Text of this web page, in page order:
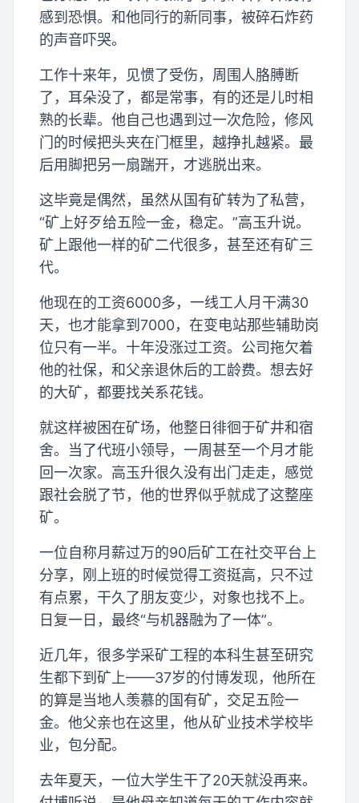
感到恐惧。和他同行的新同事，被碎石炸药
的声音吓哭。
工作十来年，见惯了受伤，周围人胳膊断
了，耳朵没了，都是常事，有的还是儿时相
熟的长辈。他自己也遇到过一次危险，修风
门的时候把头夹在门框里，越挣扎越紧。最
后用脚把另一扇踹开，才逃脱出来。
这毕竟是偶然，虽然从国有矿转为了私营，
“矿上好歹给五险一金，稳定。”高玉升说。
矿上跟他一样的矿二代很多，甚至还有矿三
代。
他现在的工资6000多，一线工人月干满30
天，也才能拿到7000，在变电站那些辅助岗
位只有一半。十年没涨过工资。公司拖欠着
他的社保，和父亲退休后的工龄费。想去好
的大矿，都要找关系花钱。
就这样被困在矿场，他整日徘徊于矿井和宿
舍。当了代班小领导，一周甚至一个月才能
回一次家。高玉升很久没有出门走走，感觉
跟社会脱了节，他的世界似乎就成了这整座
矿。
一位自称月薪过万的90后矿工在社交平台上
分享，刚上班的时候觉得工资挺高，只不过
有点累，干久了朋友变少，对象也找不上。
日复一日，最终“与机器融为了一体”。
近几年，很多学采矿工程的本科生甚至研究
生都下到矿上——37岁的付博发现，他所在
的算是当地人羡慕的国有矿，交足五险一
金。他父亲也在这里，他从矿业技术学校毕
业，包分配。
去年夏天，一位大学生干了20天就没再来。